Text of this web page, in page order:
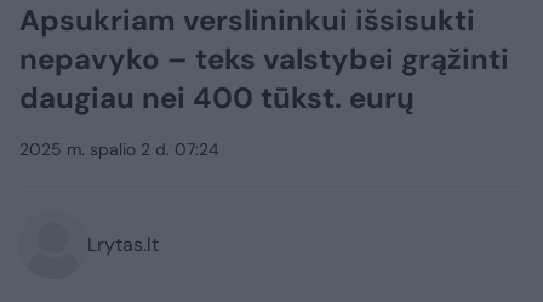
Apsukriam verslininkui išsisukti
nepavyko – teks valstybei grąžinti
daugiau nei 400 tūkst. eurų
2025 m. spalio 2 d. 07:24
Lrytas.lt